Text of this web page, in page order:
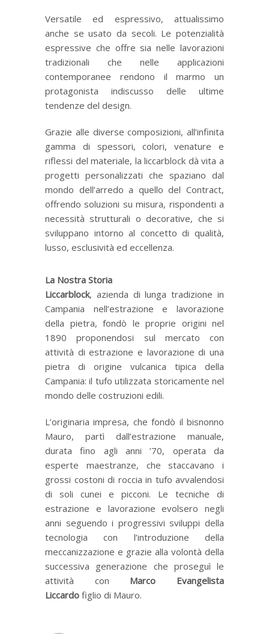
Versatile ed espressivo, attualissimo
anche se usato da secoli. Le potenzialità
espressive che offre sia nelle lavorazioni
tradizionali che nelle applicazioni
contemporanee rendono il marmo un
protagonista indiscusso delle ultime
tendenze del design.
Grazie alle diverse composizioni, all’infinita
gamma di spessori, colori, venature e
riflessi del materiale, la liccarblock dà vita a
progetti personalizzati che spaziano dal
mondo dell’arredo a quello del Contract,
offrendo soluzioni su misura, rispondenti a
necessità strutturali o decorative, che si
sviluppano intorno al concetto di qualità,
lusso, esclusività ed eccellenza.
La Nostra Storia
Liccarblock, azienda di lunga tradizione in
Campania nell’estrazione e lavorazione
della pietra, fondò le proprie origini nel
1890 proponendosi sul mercato con
attività di estrazione e lavorazione di una
pietra di origine vulcanica tipica della
Campania: il tufo utilizzata storicamente nel
mondo delle costruzioni edili.
L’originaria impresa, che fondò il bisnonno
Mauro, partì dall’estrazione manuale,
durata fino agli anni ’70, operata da
esperte maestranze, che staccavano i
grossi costoni di roccia in tufo avvalendosi
di soli cunei e picconi. Le tecniche di
estrazione e lavorazione evolsero negli
anni seguendo i progressivi sviluppi della
tecnologia con l’introduzione della
meccanizzazione e grazie alla volontà della
successiva generazione che proseguì le
attività con Marco Evangelista
Liccardo figlio di Mauro.